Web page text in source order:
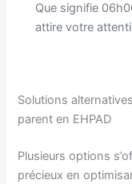
Que signifie
attire votre
Solutions
parent en EHPAD
Plusieurs options
précieux en